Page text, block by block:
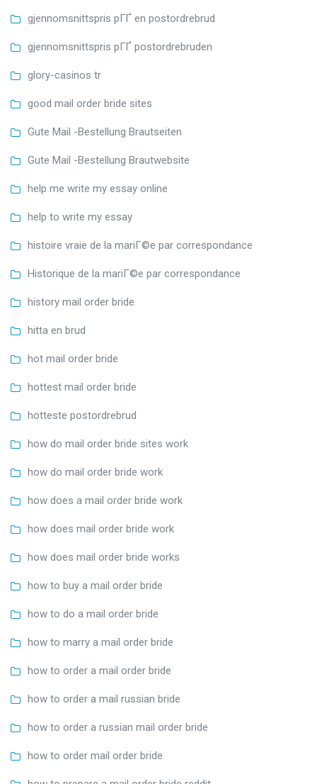
gjennomsnittspris pГҐ en postordrebrud
gjennomsnittspris pГҐ postordrebruden
glory-casinos tr
good mail order bride sites
Gute Mail -Bestellung Brautseiten
Gute Mail -Bestellung Brautwebsite
help me write my essay online
help to write my essay
histoire vraie de la mariГ©e par correspondance
Historique de la mariГ©e par correspondance
history mail order bride
hitta en brud
hot mail order bride
hottest mail order bride
hotteste postordrebrud
how do mail order bride sites work
how do mail order bride work
how does a mail order bride work
how does mail order bride work
how does mail order bride works
how to buy a mail order bride
how to do a mail order bride
how to marry a mail order bride
how to order a mail order bride
how to order a mail russian bride
how to order a russian mail order bride
how to order mail order bride